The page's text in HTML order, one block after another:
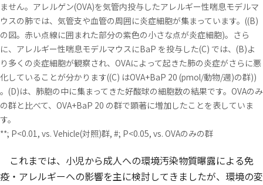
ません。アレルゲン(OVA)を気管内投与したアレルギー性喘息モデルマ
ウスの肺では、気管支や血管の周囲に炎症細胞が集まっています。((B)
の図。赤い点線に囲まれた部分の紫色の小さな点が炎症細胞)。さら
に、アレルギー性喘息モデルマウスにBaP を投与した(C) では、(B)よ
り多くの炎症細胞が観察され、OVAによって起きた肺の炎症がさらに悪
化していることが分かります((C) はOVA+BaP 20 (pmol/動物/週)の群))
。(D)は、肺胞の中に集まってきた好酸球の細胞数の結果です。OVAのみ
の群と比べて、OVA+BaP 20 の群で顕著に増加したことを表していま
す。
**; P<0.01, vs. Vehicle(対照)群, #; P<0.05, vs. OVAのみの群
これまでは、小児から成人への環境汚染物質曝露による免
疫・アレルギーへの影響を主に検討してきましたが、環境の変